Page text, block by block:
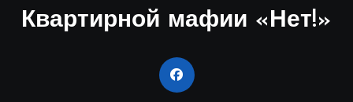
Квартирной мафии «Нет!»